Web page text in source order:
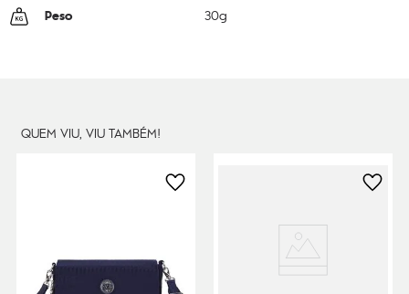
Peso 30g
QUEM VIU, VIU TAMBÉM!